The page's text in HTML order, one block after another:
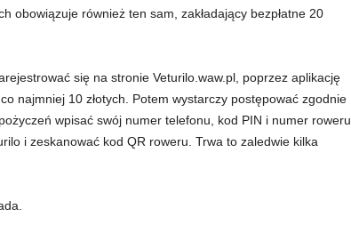
obowiązuje również ten sam, zakładający bezpłatne 20
się na stronie Veturilo.waw.pl, poprzez aplikację
najmniej 10 złotych. Potem wystarczy postępować zgodnie
wpisać swój numer telefonu, kod PIN i numer roweru
i zeskanować kod QR roweru. Trwa to zaledwie kilka